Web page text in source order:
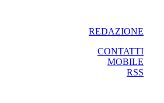
REDAZIONE
CONTATTI
MOBILE
RSS